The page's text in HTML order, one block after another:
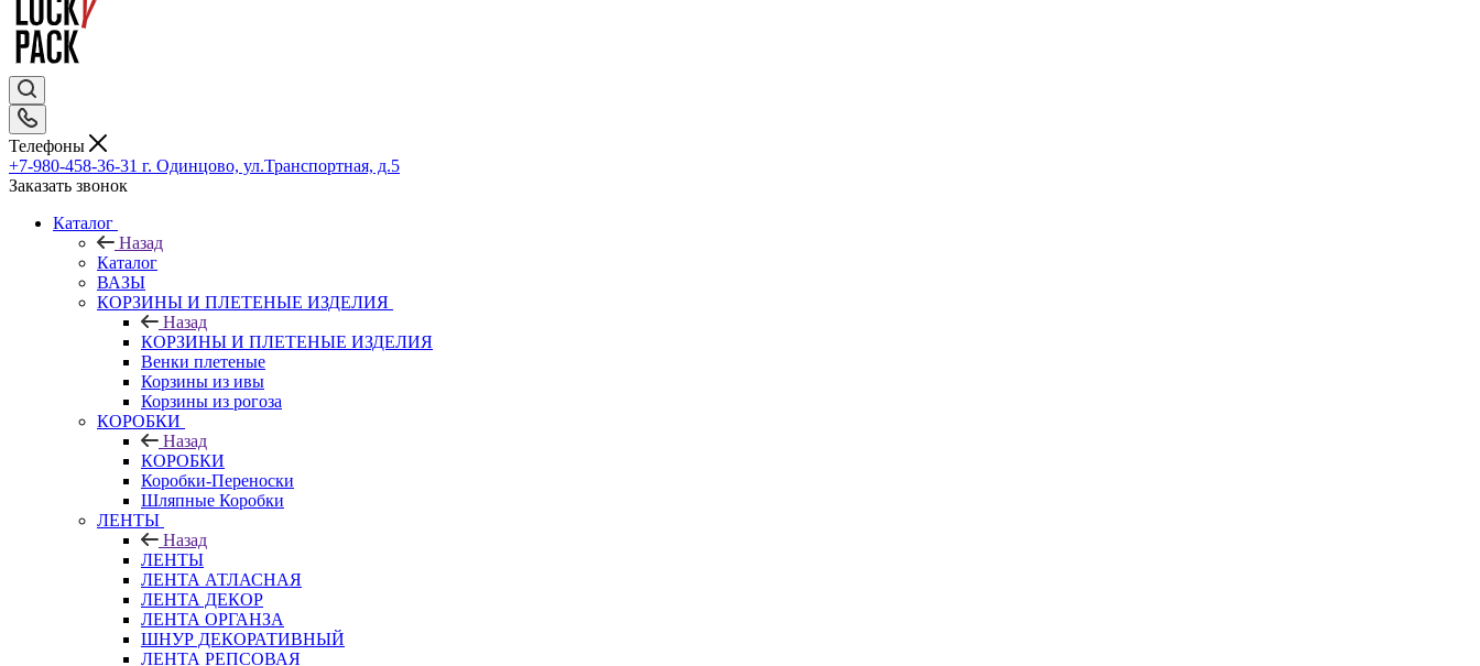
Телефоны
+7-980-458-36-31 г. Одинцово, ул.Транспортная, д.5
Заказать звонок
Каталог
Назад
Каталог
ВАЗЫ
КОРЗИНЫ И ПЛЕТЕНЫЕ ИЗДЕЛИЯ
Назад
КОРЗИНЫ И ПЛЕТЕНЫЕ ИЗДЕЛИЯ
Венки плетеные
Корзины из ивы
Корзины из рогоза
КОРОБКИ
Назад
КОРОБКИ
Коробки-Переноски
Шляпные Коробки
ЛЕНТЫ
Назад
ЛЕНТЫ
ЛЕНТА АТЛАСНАЯ
ЛЕНТА ДЕКОР
ЛЕНТА ОРГАНЗА
ШНУР ДЕКОРАТИВНЫЙ
ЛЕНТА РЕПСОВАЯ